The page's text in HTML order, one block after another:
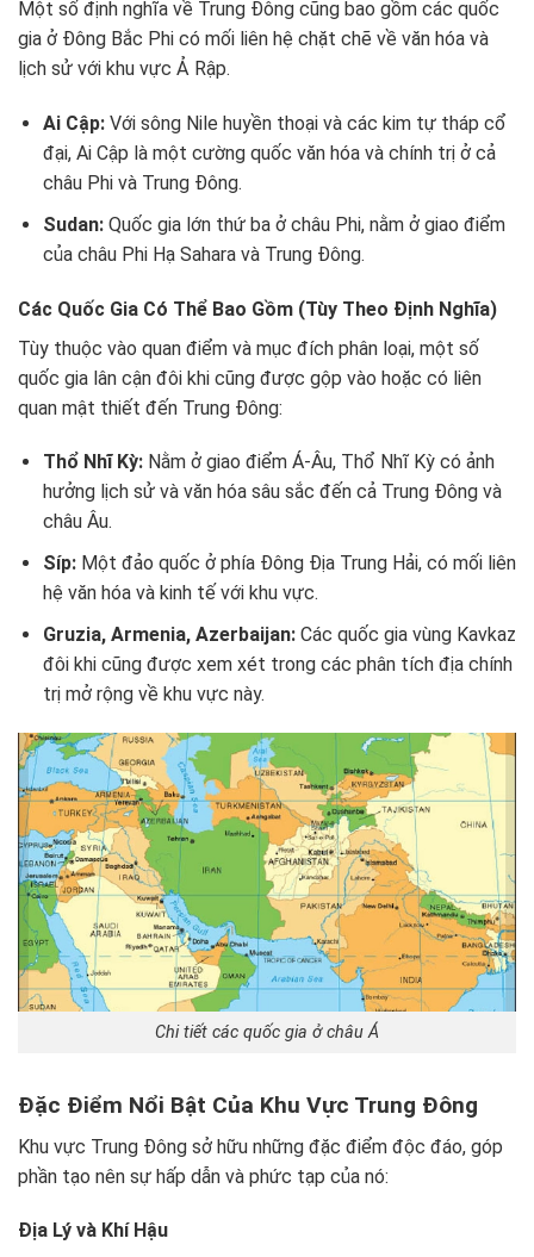
Một số định nghĩa về Trung Đông cũng bao gồm các quốc
gia ở Đông Bắc Phi có mối liên hệ chặt chẽ về văn hóa và
lịch sử với khu vực Ả Rập.
Ai Cập:Với sông Nile huyền thoại và các kim tự tháp cổ
đại, Ai Cập là một cường quốc văn hóa và chính trị ở cả
châu Phi và Trung Đông.
Sudan:Quốc gia lớn thứ ba ở châu Phi, nằm ở giao điểm
của châu Phi Hạ Sahara và Trung Đông.
Các Quốc Gia Có Thể Bao Gồm (Tùy Theo Định Nghĩa)
Tùy thuộc vào quan điểm và mục đích phân loại, một số
quốc gia lân cận đôi khi cũng được gộp vào hoặc có liên
quan mật thiết đến Trung Đông:
Thổ Nhĩ Kỳ:Nằm ở giao điểm Á-Âu, Thổ Nhĩ Kỳ có ảnh
hưởng lịch sử và văn hóa sâu sắc đến cả Trung Đông và
châu Âu.
Síp:Một đảo quốc ở phía Đông Địa Trung Hải, có mối liên
hệ văn hóa và kinh tế với khu vực.
Gruzia, Armenia, Azerbaijan:Các quốc gia vùng Kavkaz
đôi khi cũng được xem xét trong các phân tích địa chính
trị mở rộng về khu vực này.
Chi tiết các quốc gia ở châu Á
Đặc Điểm Nổi Bật Của Khu Vực Trung Đông
Khu vực Trung Đông sở hữu những đặc điểm độc đáo, góp
phần tạo nên sự hấp dẫn và phức tạp của nó:
Địa Lý và Khí Hậu